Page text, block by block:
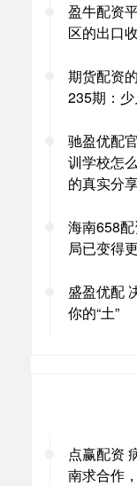
盈牛配资
区的出口
期货配资
235期：
驰盈优配
训学校怎
的真实分
海南658
局已变得
盛盈优配
你的“土”
点赢配资
南求合作